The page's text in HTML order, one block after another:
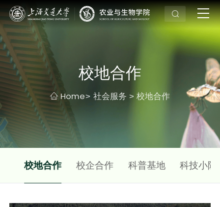
校地合作
Home> 社会服务 > 校地合作
校地合作 校企合作 科普基地 科技小院